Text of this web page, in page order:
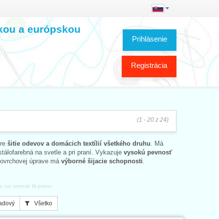
Prihlásenie
Registrácia
a európskou
(1 - 20 z 24)
šitie odevov a domácich textílií všetkého druhu . Má
na svetle a pri praní. Vykazuje vysokú pevnosť
úprave má výborné šijacie schopnosti
na jemné tkaniny
vlákien, zmesí alebo 100% syntetických
Všetko